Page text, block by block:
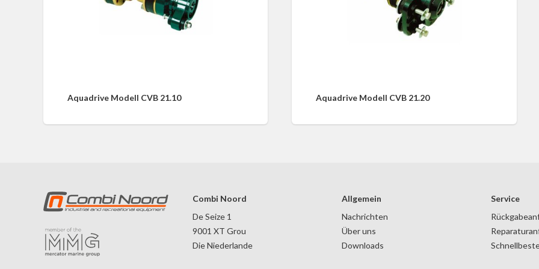
Aquadrive Modell CVB 21.10 Aquadrive Modell CVB 21.20
Combi Noord
De Seize 1
9001 XT Grou
Die Niederlande
Allgemein
Nachrichten
Über uns
Downloads
Service